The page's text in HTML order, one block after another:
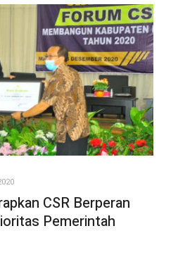
CSR Berperan
Pemerintah